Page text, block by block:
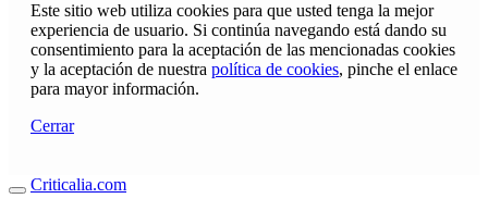
Este sitio web utiliza cookies para que usted tenga la mejor
experiencia de usuario. Si continúa navegando está dando su
consentimiento para la aceptación de las mencionadas cookies
y la aceptación de nuestra política de cookies, pinche el enlace
para mayor información.
Cerrar
Criticalia.com